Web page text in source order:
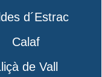
d´Estrac
Calaf
de Vall